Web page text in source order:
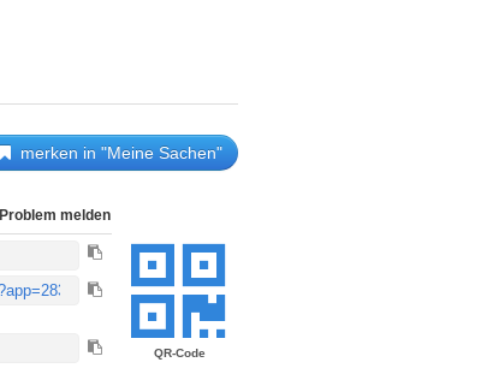
merken in "Meine Sachen"
QR-Code
Problem melden